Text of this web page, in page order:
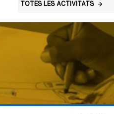
TOTES LES ACTIVITATS